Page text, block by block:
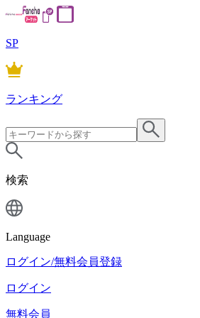
SP
ランキング
検索
Language
ログイン/無料会員登録
ログイン
無料会員